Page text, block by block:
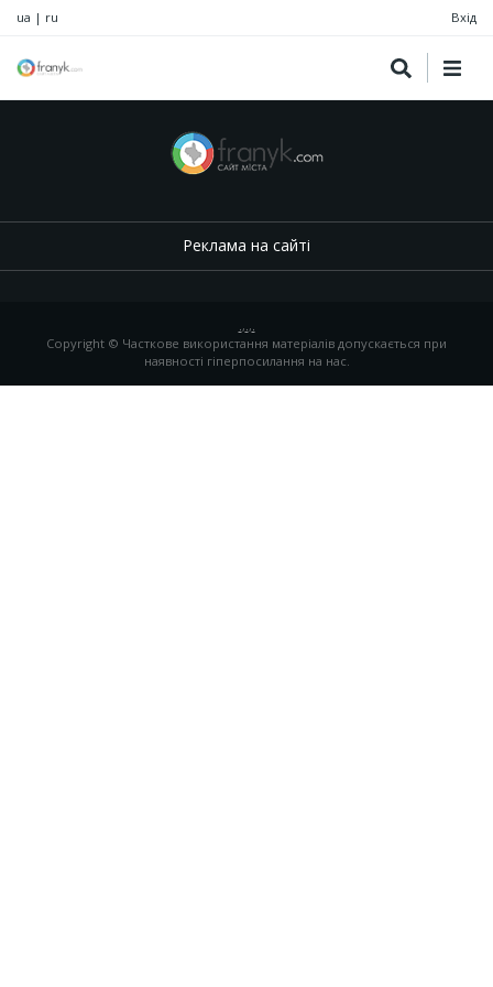
ua | ru Вхід
Реклама на сайті
.,.,.
Copyright © Часткове використання матеріалів допускається при
наявності гіперпосилання на нас.